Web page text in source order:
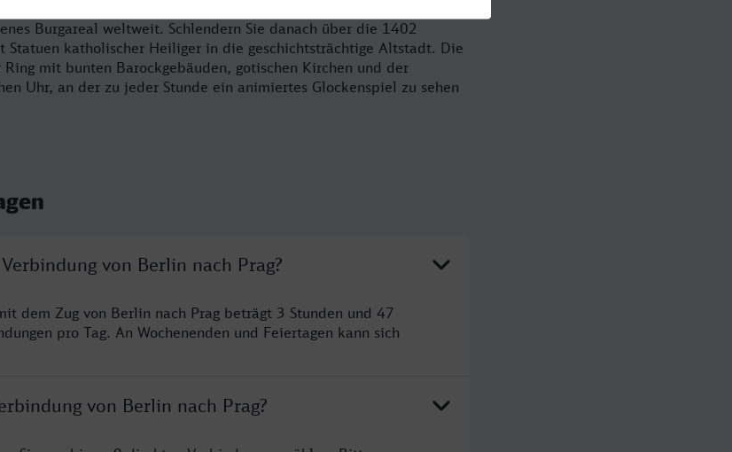
Burgareal weltweit. Schlendern Sie danach über die 1402
katholischer Heiliger in die geschichtsträchtige Altstadt. Die
mit bunten Barockgebäuden, gotischen Kirchen und der
Uhr, an der zu jeder Stunde ein animiertes Glockenspiel zu sehen
von Berlin nach Prag?
dem Zug von Berlin nach Prag beträgt 3 Stunden und 47
pro Tag. An Wochenenden und Feiertagen kann sich
von Berlin nach Prag?